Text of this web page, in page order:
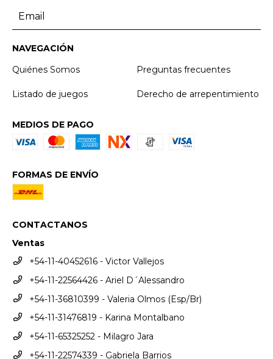
NAVEGACIÓN
Quiénes Somos
Preguntas frecuentes
Listado de juegos Derecho de arrepentimiento
MEDIOS DE PAGO
FORMAS DE ENVÍO
CONTACTANOS
Ventas
+54-11-40452616 - Victor Vallejos
+54-11-22564426 - Ariel D´Alessandro
+54-11-36810399 - Valeria Olmos (Esp/Br)
+54-11-31476819 - Karina Montalbano
+54-11-65325252 - Milagro Jara
+54-11-22574339 - Gabriela Barrios